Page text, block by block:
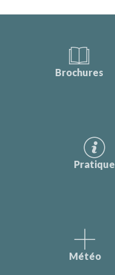
Brochures
Pratique
Météo